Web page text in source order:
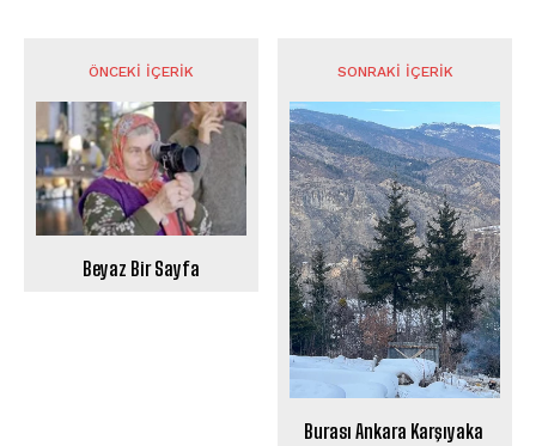
ÖNCEKI İÇERIK
Beyaz Bir Sayfa
SONRAKI İÇERIK
Burası Ankara Karşıyaka